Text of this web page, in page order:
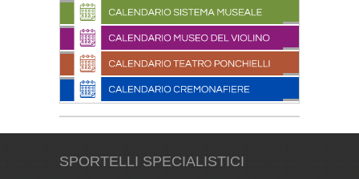
SPORTELLI SPECIALISTICI